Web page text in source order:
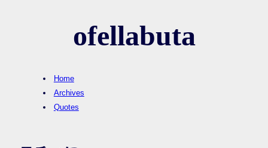
ofellabuta
Home
Archives
Quotes